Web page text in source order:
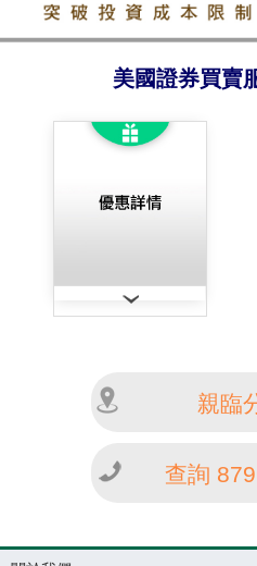
美國證券買賣
親臨
查詢